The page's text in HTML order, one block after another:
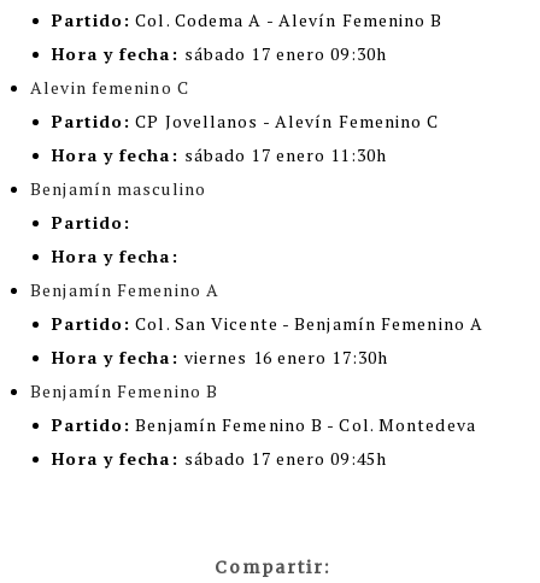
Partido: Col. Codema A - Alevín Femenino B
Hora y fecha: sábado 17 enero 09:30h
Alevin femenino C
Partido: CP Jovellanos - Alevín Femenino C
Hora y fecha: sábado 17 enero 11:30h
Benjamín masculino
Partido:
Hora y fecha:
Benjamín Femenino A
Partido: Col. San Vicente - Benjamín Femenino A
Hora y fecha: viernes 16 enero 17:30h
Benjamín Femenino B
Partido: Benjamín Femenino B - Col. Montedeva
Hora y fecha: sábado 17 enero 09:45h
Compartir: